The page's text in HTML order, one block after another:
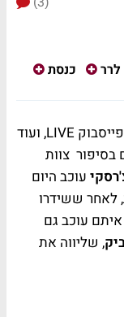
לרר
כנסת
בכנסת לא אהבו כל כך את השידור החי בפייסבוק LIVE, ועוד
בסיפור צוות
עוכב היום
לאחר ששידרו
עוכב גם
, שליווה את